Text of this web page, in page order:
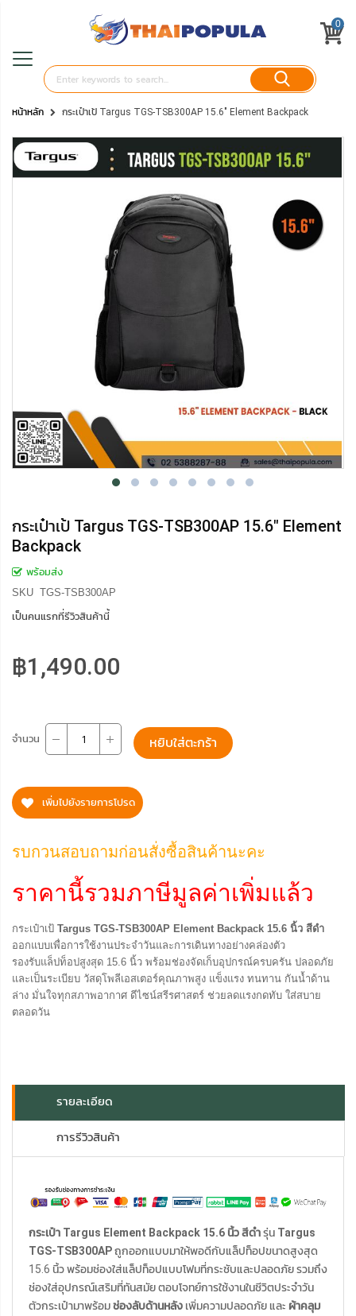
0
หน้าหลัก กระเป๋าเป้ Targus TGS-TSB300AP 15.6" Element Backpack
กระเป๋าเป้ Targus TGS-TSB300AP 15.6" Element
Backpack
พร้อมส่ง
SKU TGS-TSB300AP
เป็นคนแรกที่รีวิวสินค้านี้
฿1,490.00
จำนวน หยิบใส่ตะกร้า
เพิ่มไปยังรายการโปรด
รบกวนสอบถามก่อนสั่งซื้อสินค้านะคะ
ราคานี้รวมภาษีมูลค่าเพิ่มแล้ว
กระเป๋าเป้ Targus TGS-TSB300AP Element Backpack 15.6 นิ้ว สีดำ
ออกแบบเพื่อการใช้งานประจำวันและการเดินทางอย่างคล่องตัว
รองรับแล็ปท็อปสูงสุด 15.6 นิ้ว พร้อมช่องจัดเก็บอุปกรณ์ครบครัน ปลอดภัย
และเป็นระเบียบ วัสดุโพลีเอสเตอร์คุณภาพสูง แข็งแรง ทนทาน กันน้ำด้าน
ล่าง มั่นใจทุกสภาพอากาศ ดีไซน์สรีรศาสตร์ ช่วยลดแรงกดทับ ใส่สบาย
ตลอดวัน
รายละเอียด
การรีวิวสินค้า
กระเป๋า Targus Element Backpack 15.6 นิ้ว สีดำรุ่น Targus
TGS-TSB300APถูกออกแบบมาให้พอดีกับแล็ปท็อปขนาดสูงสุด
15.6 นิ้ว พร้อมช่องใส่แล็ปท็อปแบบโฟมที่กระชับและปลอดภัย รวมถึง
ช่องใส่อุปกรณ์เสริมที่ทันสมัย ตอบโจทย์การใช้งานในชีวิตประจำวัน
ตัวกระเป๋ามาพร้อมช่องลับด้านหลัง เพิ่มความปลอดภัย และ ผ้าคลุม